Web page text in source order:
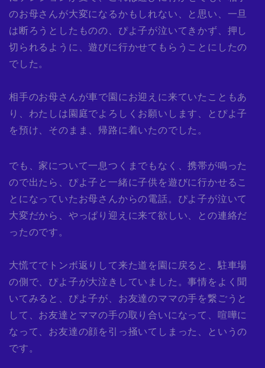
のお母さんが大変になるかもしれない、と思い、一旦
は断ろうとしたものの、ぴよ子が泣いてきかず、押し
切られるように、遊びに行かせてもらうことにしたの
でした。
相手のお母さんが車で園にお迎えに来ていたこともあ
り、わたしは園庭でよろしくお願いします、とぴよ子
を預け、そのまま、帰路に着いたのでした。
でも、家について一息つくまでもなく、携帯が鳴った
ので出たら、ぴよ子と一緒に子供を遊びに行かせるこ
とになっていたお母さんからの電話。ぴよ子が泣いて
大変だから、やっぱり迎えに来て欲しい、との連絡だ
ったのです。
大慌てでトンボ返りして来た道を園に戻ると、駐車場
の側で、ぴよ子が大泣きしていました。事情をよく聞
いてみると、ぴよ子が、お友達のママの手を繋ごうと
して、お友達とママの手の取り合いになって、喧嘩に
なって、お友達の顔を引っ掻いてしまった、というの
です。